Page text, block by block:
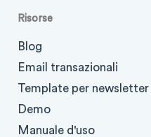
Risorse
Blog
Email transazionali
Template per newsletter
Demo
Manuale d'uso